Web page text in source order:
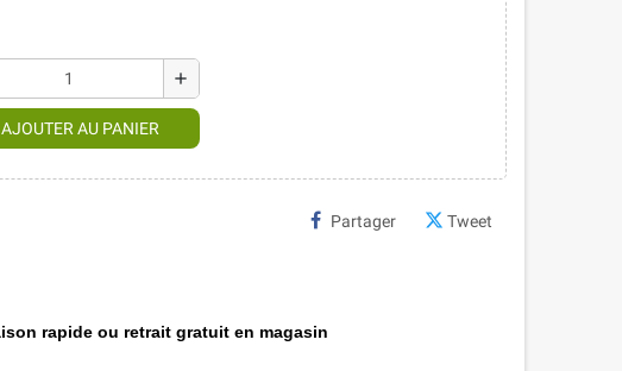
add
AJOUTER AU PANIER
Partager Tweet
rapide ou retrait gratuit en magasin